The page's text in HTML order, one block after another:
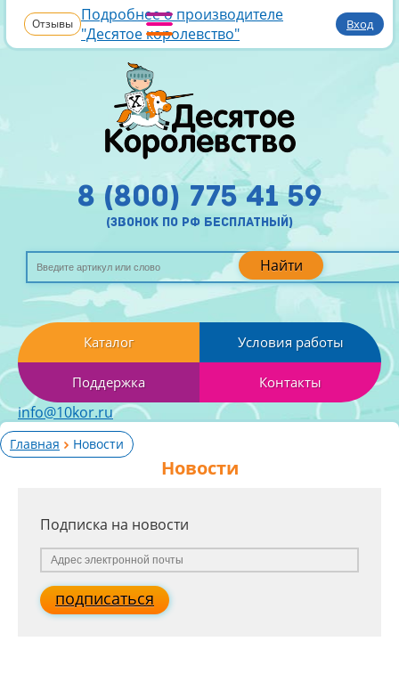
Отзывы Подробнее о производителе
"Десятое королевство"
Вход
Найти
8 (800) 775 41 59
(звонок по рф бесплатный)
Каталог Условия работы
Поддержка Контакты
info@10kor.ru
Главная Новости
Новости
Подписка на новости
подписаться